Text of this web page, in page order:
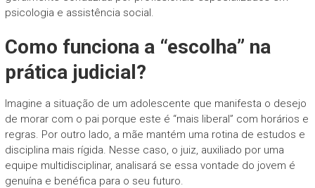
psicologia e assistência social.
Como funciona a “escolha” na
prática judicial?
Imagine a situação de um adolescente que manifesta o desejo
de morar com o pai porque este é “mais liberal” com horários e
regras. Por outro lado, a mãe mantém uma rotina de estudos e
disciplina mais rígida. Nesse caso, o juiz, auxiliado por uma
equipe multidisciplinar, analisará se essa vontade do jovem é
genuína e benéfica para o seu futuro.